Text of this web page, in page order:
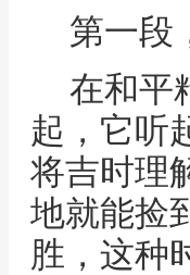
第一段
在和平
起，它听
将吉时理
地就能捡
胜，这种